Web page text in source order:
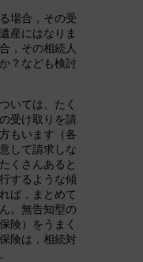
場合，その受
産にはなりま
，その相続人
？なども検討
いては、たく
受け取りを請
もいます（各
して請求しな
くさんあると
するような傾
ば，まとめて
。無告知型の
険）をうまく
険は，相続対